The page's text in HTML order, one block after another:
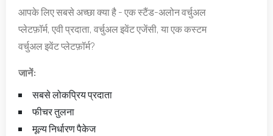
आपके लिए सबसे अच्छा क्या है - एक स्टैंड-अलोन वर्चुअल
प्लेटफ़ॉर्म, एवी प्रदाता, वर्चुअल इवेंट एजेंसी, या एक कस्टम
वर्चुअल इवेंट प्लेटफ़ॉर्म?
जानें:
सबसे लोकप्रिय प्रदाता
फीचर तुलना
मूल्य निर्धारण पैकेज